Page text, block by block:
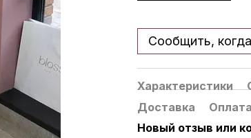
Сообщить,
Характеристики
Доставка
Оплата
Новый отзыв или